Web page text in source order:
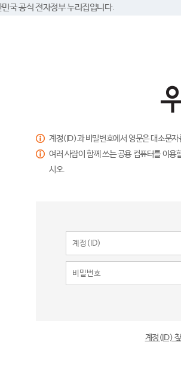
국 공식 전자정부 누리집입니다.
계정(ID)과 비밀번호에서 영문은 대소문
여러 사람이 함께 쓰는 공용 컴퓨터를 이
시오.
계정(ID)